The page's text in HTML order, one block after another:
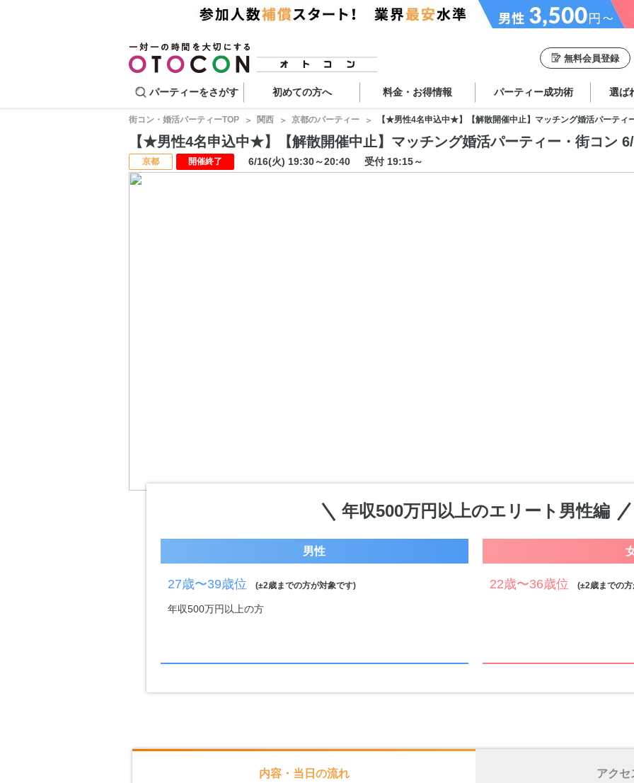
無料会員登録
パーティーをさがす 初めての方へ 料金・お得情報 パーティー成功術 選ば
街コン・婚活パーティーTOP 関西 京都のパーティー 【★男性4名申込中★】【解散開催中止】マッチング婚活パーティ
【★男性4名申込中★】【解散開催中止】マッチング婚活パーティー・街コン
京都 開催終了 6/16(火) 19:30～20:40 受付 19:15～
年収500万円以上のエリート男性編
男性
27歳〜39歳位 (±2歳までの方が対象です)
年収500万円以上の方
22歳〜36歳位 (±2歳までの方
内容・当日の流れ アクセ